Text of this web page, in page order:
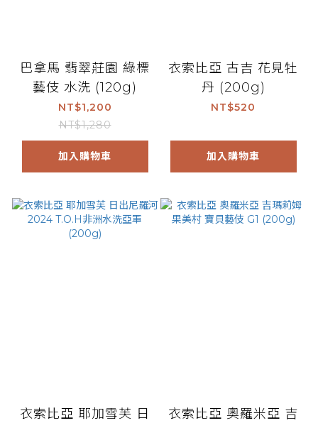
巴拿馬 翡翠莊園 綠標
藝伎 水洗 (120g)
NT$1,200
NT$1,280
加入購物車
衣索比亞 古吉 花見牡
丹 (200g)
NT$520
加入購物車
衣索比亞 耶加雪芙 日
衣索比亞 奧羅米亞 吉